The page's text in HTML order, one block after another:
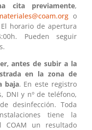
cita previamente,
o
horario de apertura
Pueden seguir
antes de subir a la
en la zona de
baja. En este registro
DNI y nº de teléfono,
desinfección. Toda
tiene la
un resultado